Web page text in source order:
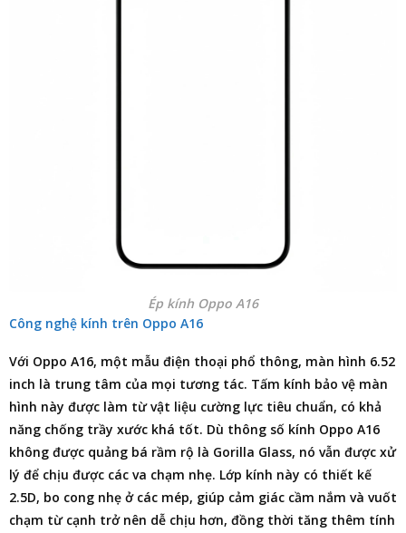
Ép kính Oppo A16
Công nghệ kính trên Oppo A16
Với Oppo A16, một mẫu điện thoại phổ thông, màn hình 6.52
inch là trung tâm của mọi tương tác. Tấm kính bảo vệ màn
hình này được làm từ vật liệu cường lực tiêu chuẩn, có khả
năng chống trầy xước khá tốt. Dù thông số kính Oppo A16
không được quảng bá rầm rộ là Gorilla Glass, nó vẫn được xử
lý để chịu được các va chạm nhẹ. Lớp kính này có thiết kế
2.5D, bo cong nhẹ ở các mép, giúp cảm giác cầm nắm và vuốt
chạm từ cạnh trở nên dễ chịu hơn, đồng thời tăng thêm tính